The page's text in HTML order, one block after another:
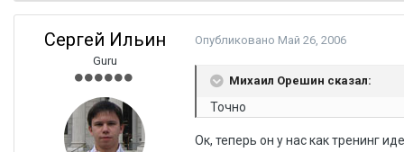
Сергей Ильин
Guru
Опубликовано Май 26, 2006
Михаил Орешин сказал:
Точно
Ок, теперь он у нас как тренинг